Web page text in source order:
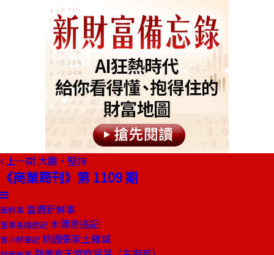
上一期 大膽‧堅持
《商業周刊》第 1109 期
新鮮事 當週新鮮事
董事長嬉遊記 木偶奇遇記
嘗小鮮筆記 桃園張家土雞城